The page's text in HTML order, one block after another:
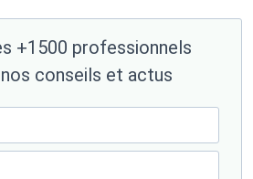
+1500 professionnels
conseils et actus